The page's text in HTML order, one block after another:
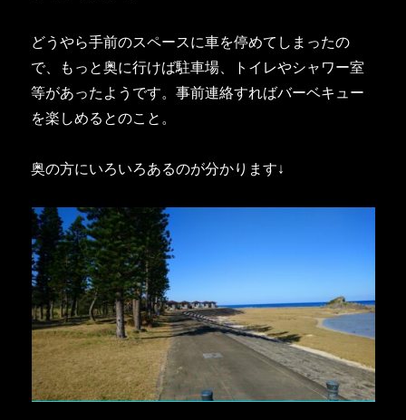
どうやら手前のスペースに車を停めてしまったの
で、もっと奥に行けば駐車場、トイレやシャワー室
等があったようです。事前連絡すればバーベキュー
を楽しめるとのこと。
奥の方にいろいろあるのが分かります↓